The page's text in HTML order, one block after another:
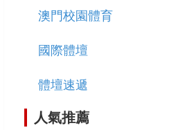
澳門校園體育
國際體壇
體壇速遞
人氣推薦